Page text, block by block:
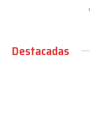
Destacadas